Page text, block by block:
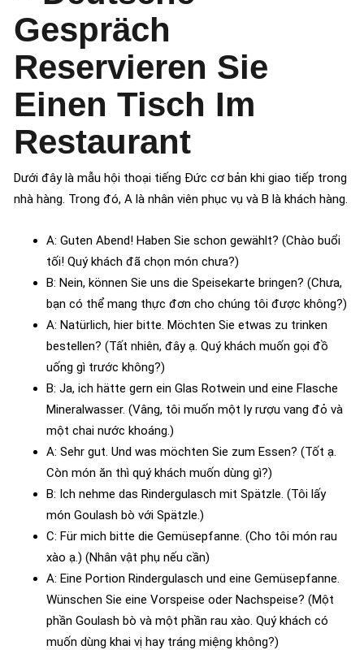
Gespräch
Reservieren Sie
Einen Tisch Im
Restaurant
Dưới đây là mẫu hội thoại tiếng Đức cơ bản khi giao tiếp trong
nhà hàng. Trong đó, A là nhân viên phục vụ và B là khách hàng.
A: Guten Abend! Haben Sie schon gewählt? (Chào buổi
tối! Quý khách đã chọn món chưa?)
B: Nein, können Sie uns die Speisekarte bringen? (Chưa,
bạn có thể mang thực đơn cho chúng tôi được không?)
A: Natürlich, hier bitte. Möchten Sie etwas zu trinken
bestellen? (Tất nhiên, đây ạ. Quý khách muốn gọi đồ
uống gì trước không?)
B: Ja, ich hätte gern ein Glas Rotwein und eine Flasche
Mineralwasser. (Vâng, tôi muốn một ly rượu vang đỏ và
một chai nước khoáng.)
A: Sehr gut. Und was möchten Sie zum Essen? (Tốt ạ.
Còn món ăn thì quý khách muốn dùng gì?)
B: Ich nehme das Rindergulasch mit Spätzle. (Tôi lấy
món Goulash bò với Spätzle.)
C: Für mich bitte die Gemüsepfanne. (Cho tôi món rau
xào ạ.) (Nhân vật phụ nếu cần)
A: Eine Portion Rindergulasch und eine Gemüsepfanne.
Wünschen Sie eine Vorspeise oder Nachspeise? (Một
phần Goulash bò và một phần rau xào. Quý khách có
muốn dùng khai vị hay tráng miệng không?)